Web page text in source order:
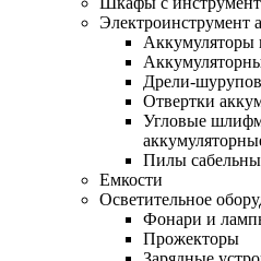
Электроинструмент
Аккумуляторы
Дрели-
Отвертки
Угловые
Пилы
Емкости
Осветительное
Фонари и
Прожекторы